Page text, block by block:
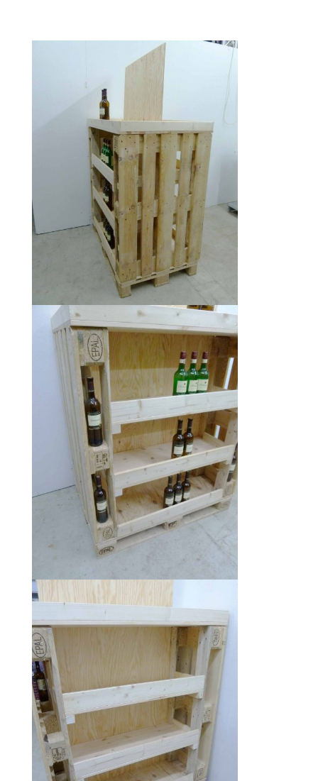
Übersicht
Verkaufstresen
Regale
Vitrinen
Backöfen
Tische
Kühlgeräte
Schaufensterpuppen
Deko Sonstiges